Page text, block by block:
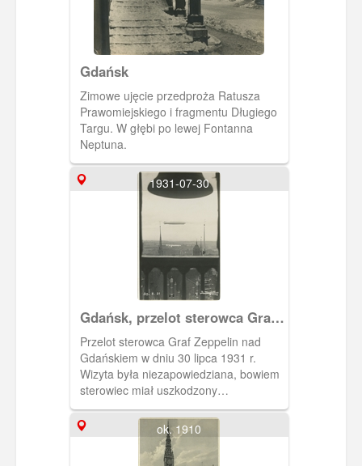
Gdańsk
Zimowe ujęcie przedproża Ratusza
Prawomiejskiego i fragmentu Długiego
Targu. W głębi po lewej Fontanna
Neptuna.
1931-07-30
Gdańsk, przelot sterowca Graf
Zeppelin
Przelot sterowca Graf Zeppelin nad
Gdańskiem w dniu 30 lipca 1931 r.
Wizyta była niezapowiedziana, bowiem
sterowiec miał uszkodzony
radiotelegraf. Wracał z wyprawy z
rejonów podbiegunowych. Zauważono
go po raz pierwszy o godz. 13.45 z
wieży Kościoła Mariackiego.
ok. 1910